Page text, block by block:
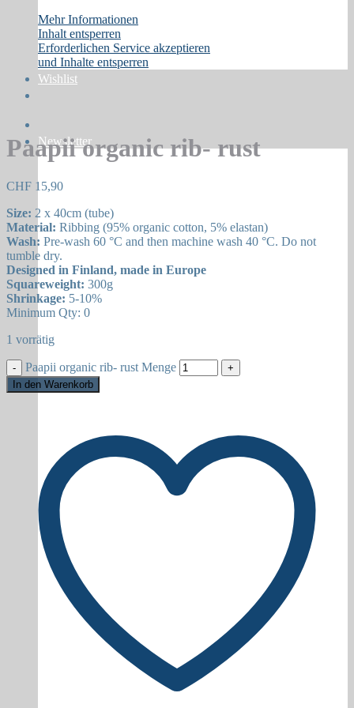
Mehr Informationen
Inhalt entsperren
Erforderlichen Service akzeptieren
und Inhalte entsperren
Wishlist
Newsletter
Paapii organic rib- rust
CHF 15,90
Size: 2 x 40cm (tube)
Material: Ribbing (95% organic cotton, 5% elastan)
Wash: Pre-wash 60 °C and then machine wash 40 °C. Do not
tumble dry.
Designed in Finland, made in Europe
Squareweight: 300g
Shrinkage: 5-10%
Minimum Qty: 0
1 vorrätig
Paapii organic rib- rust Menge
In den Warenkorb